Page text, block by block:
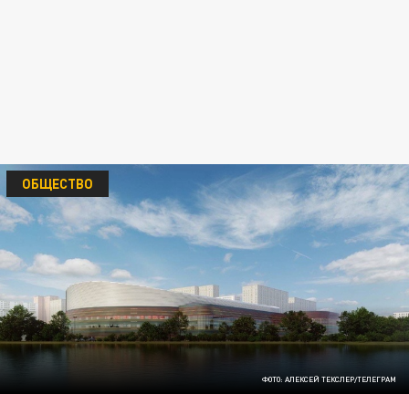
ФОТО: АЛЕКСЕЙ ТЕКСЛЕР/ТЕЛЕГРАМ
ОБЩЕСТВО